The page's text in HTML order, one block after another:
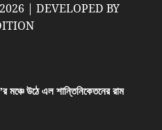
| DEVELOPED BY
মঞ্চে উঠে এল শান্তিনিকেতনের রাম